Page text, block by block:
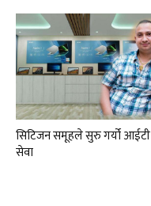
सिटिजन समूहले सुरु गर्यो आईटी
सेवा